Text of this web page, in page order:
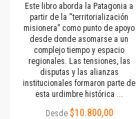
Este libro aborda la Patagonia a
partir de la “territorialización
misionera” como punto de apoyo
desde donde asomarse a un
complejo tiempo y espacio
regionales. Las tensiones, las
disputas y las alianzas
institucionales formaron parte de
esta urdimbre histórica ...
Desde $10.800,00